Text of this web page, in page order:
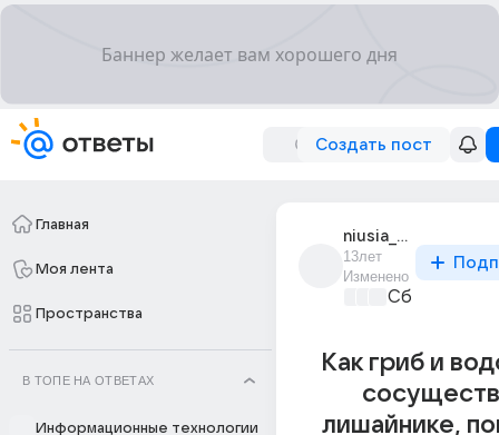
Создать пост
Главная
Моя лента
Пространства
В ТОПЕ НА ОТВЕТАХ
Информационные технологии
niusia_malgina_2
13лет
Изменено
Сборная
Как гриб и
лишайнике,